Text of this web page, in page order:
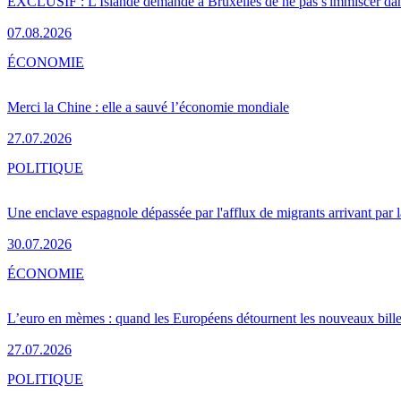
07.08.2026
Merci la Chine : elle a sauvé l’économie mondiale
27.07.2026
ÉCONOMIE
Une enclave espagnole dépassée par l'afflux de migrants arrivant par
30.07.2026
POLITIQUE
L’euro en mèmes : quand les Européens détournent les nouveaux
27.07.2026
ÉCONOMIE
POLITIQUE